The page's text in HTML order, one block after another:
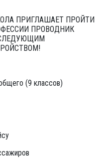
ПРИГЛАШАЕТ ПРОЙТИ
ПРОВОДНИК
(9 классов)